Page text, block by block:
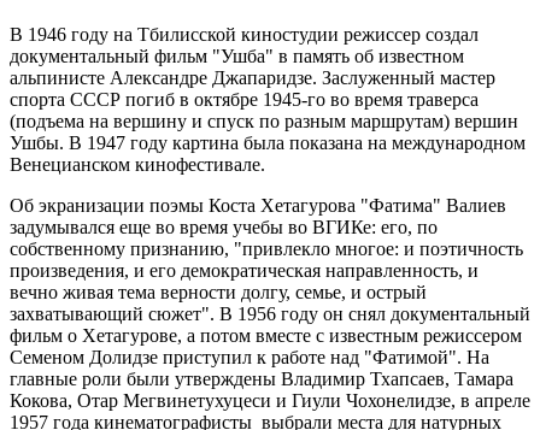
В 1946 году на Тбилисской киностудии режиссер создал
документальный фильм "Ушба" в память об известном
альпинисте Александре Джапаридзе. Заслуженный мастер
спорта СССР погиб в октябре 1945-го во время траверса
(подъема на вершину и спуск по разным маршрутам) вершин
Ушбы. В 1947 году картина была показана на международном
Венецианском кинофестивале.
Об экранизации поэмы Коста Хетагурова "Фатима" Валиев
задумывался еще во время учебы во ВГИКе: его, по
собственному признанию, "привлекло многое: и поэтичность
произведения, и его демократическая направленность, и
вечно живая тема верности долгу, семье, и острый
захватывающий сюжет". В 1956 году он снял документальный
фильм о Хетагурове, а потом вместе с известным режиссером
Семеном Долидзе приступил к работе над "Фатимой". На
главные роли были утверждены Владимир Тхапсаев, Тамара
Кокова, Отар Мегвинетухуцеси и Гиули Чохонелидзе, в апреле
1957 года кинематографисты выбрали места для натурных